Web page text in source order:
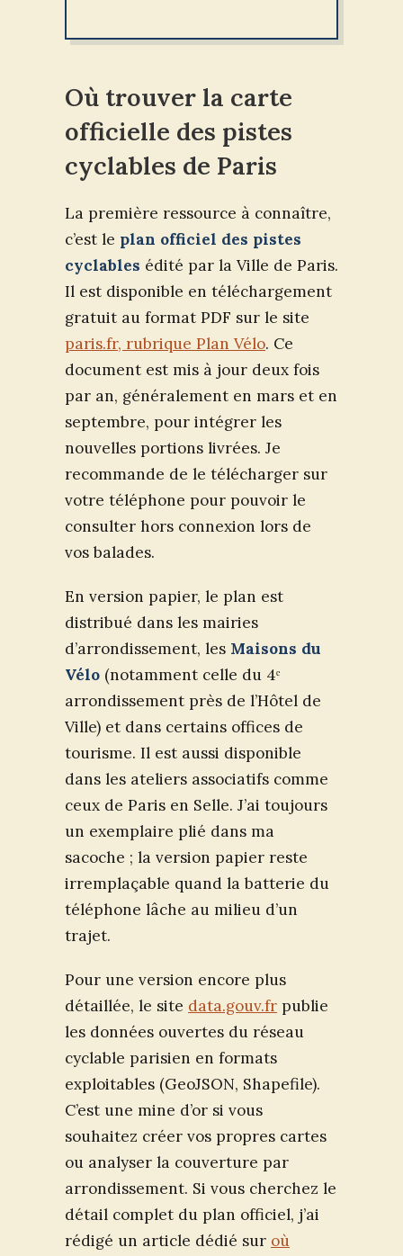
Où trouver la carte
officielle des pistes
cyclables de Paris
La première ressource à connaître,
c’est le plan officiel des pistes
cyclables édité par la Ville de Paris.
Il est disponible en téléchargement
gratuit au format PDF sur le site
paris.fr, rubrique Plan Vélo. Ce
document est mis à jour deux fois
par an, généralement en mars et en
septembre, pour intégrer les
nouvelles portions livrées. Je
recommande de le télécharger sur
votre téléphone pour pouvoir le
consulter hors connexion lors de
vos balades.
En version papier, le plan est
distribué dans les mairies
d’arrondissement, les Maisons du
Vélo (notamment celle du 4ᵉ
arrondissement près de l’Hôtel de
Ville) et dans certains offices de
tourisme. Il est aussi disponible
dans les ateliers associatifs comme
ceux de Paris en Selle. J’ai toujours
un exemplaire plié dans ma
sacoche ; la version papier reste
irremplaçable quand la batterie du
téléphone lâche au milieu d’un
trajet.
Pour une version encore plus
détaillée, le site data.gouv.fr publie
les données ouvertes du réseau
cyclable parisien en formats
exploitables (GeoJSON, Shapefile).
C’est une mine d’or si vous
souhaitez créer vos propres cartes
ou analyser la couverture par
arrondissement. Si vous cherchez le
détail complet du plan officiel, j’ai
rédigé un article dédié sur où